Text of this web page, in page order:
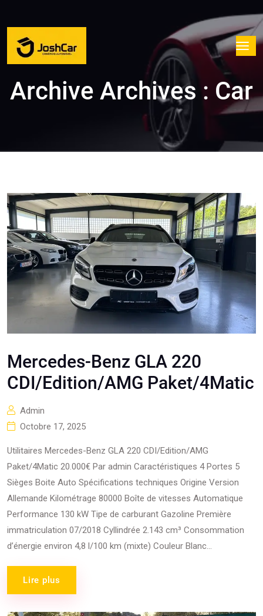
Archive Archives : Car
Mercedes-Benz GLA 220
CDI/Edition/AMG Paket/4Matic
Admin
Octobre 17, 2025
Utilitaires Mercedes-Benz GLA 220 CDI/Edition/AMG
Paket/4Matic 20.000€ Par admin Caractéristiques 4 Portes 5
Sièges Boite Auto Spécifications techniques Origine Version
Allemande Kilométrage 80000 Boîte de vitesses Automatique
Performance 130 kW Tipe de carburant Gazoline Première
immatriculation 07/2018 Cyllindrée 2.143 cm³ Consommation
d’énergie environ 4,8 l/100 km (mixte) Couleur Blanc...
Lire plus